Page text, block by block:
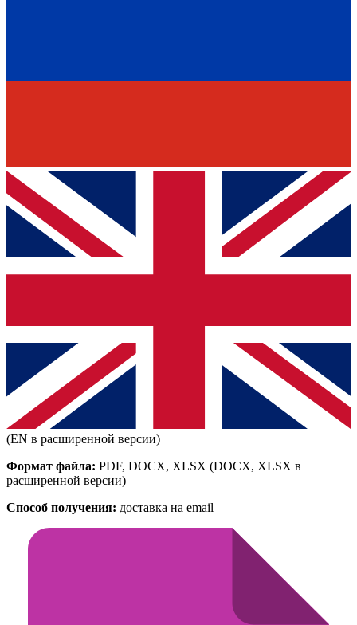
(EN в расширенной версии)
Формат файла: PDF, DOCX, XLSX (DOCX, XLSX в
расширенной версии)
Способ получения: доставка на email